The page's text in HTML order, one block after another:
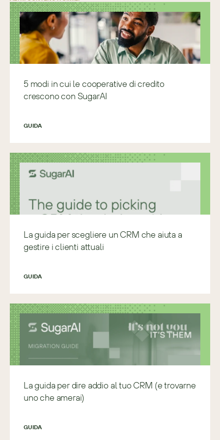
5 modi in cui le cooperative di credito
crescono con SugarAI
GUIDA
La guida per scegliere un CRM che aiuta a
gestire i clienti attuali
GUIDA
La guida per dire addio al tuo CRM (e trovarne
uno che amerai)
GUIDA